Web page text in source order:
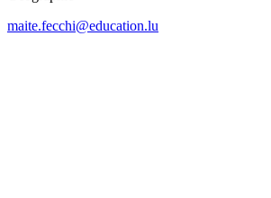
maite.fecchi@education.lu